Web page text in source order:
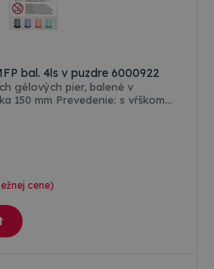
bal. 4ls v puzdre 6000922
gélových pier, balené v
150 mm Prevedenie: s vŕškom
cene)
webových
akejkoľvek
reklame,
ktorú
mohol